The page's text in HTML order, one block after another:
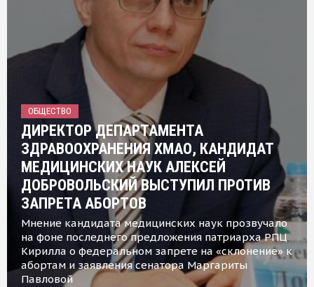
ОБЩЕСТВО
ДИРЕКТОР ДЕПАРТАМЕНТА
ЗДРАВООХРАНЕНИЯ ХМАО, КАНДИДАТ
МЕДИЦИНСКИХ НАУК АЛЕКСЕЙ
ДОБРОВОЛЬСКИЙ ВЫСТУПИЛ ПРОТИВ
ЗАПРЕТА АБОРТОВ
Мнение кандидата медицинских наук прозвучало
на фоне последнего предложения патриарха РПЦ
Кирилла о федеральном запрете на «склонение» к
абортам и заявления сенатора Маргариты
Павловой